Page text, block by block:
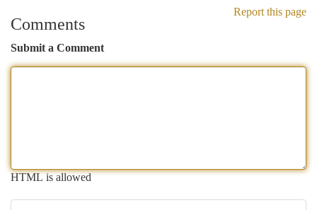
Report this page
Comments
Submit a Comment
HTML is allowed